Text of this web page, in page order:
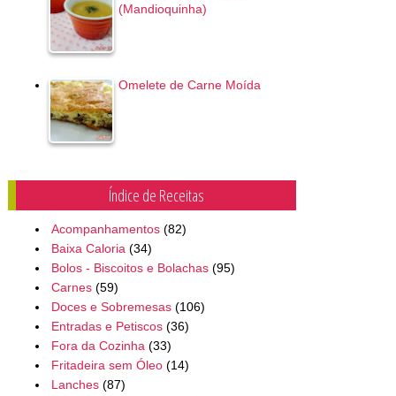
(Mandioquinha)
Omelete de Carne Moída
Índice de Receitas
Acompanhamentos (82)
Baixa Caloria (34)
Bolos - Biscoitos e Bolachas (95)
Carnes (59)
Doces e Sobremesas (106)
Entradas e Petiscos (36)
Fora da Cozinha (33)
Fritadeira sem Óleo (14)
Lanches (87)